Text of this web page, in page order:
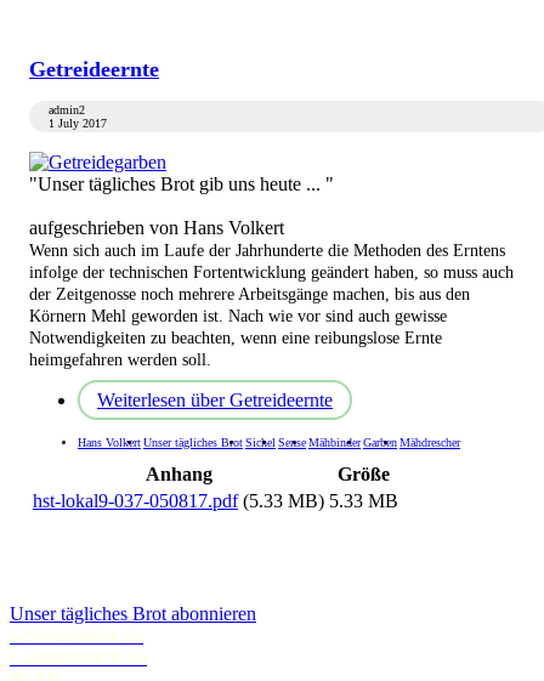
Getreideernte
admin2
1 July 2017
"Unser tägliches Brot gib uns heute ... "
aufgeschrieben von Hans Volkert
Wenn sich auch im Laufe der Jahrhunderte die Methoden des Erntens
infolge der technischen Fortentwicklung geändert haben, so muss auch
der Zeitgenosse noch mehrere Arbeitsgänge machen, bis aus den
Körnern Mehl geworden ist. Nach wie vor sind auch gewisse
Notwendigkeiten zu beachten, wenn eine reibungslose Ernte
heimgefahren werden soll.
Weiterlesen über Getreideernte
Hans VolkertUnser tägliches BrotSichel SenseMähbinderGarbenMähdrescher
Anhang
Größe
hst-lokal9-037-050817.pdf (5.33 MB) 5.33 MB
Unser tägliches Brot abonnieren
Schwanstetten.de
Landratsamt Roth